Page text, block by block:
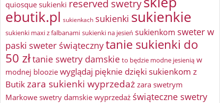
quiosque sukienki reserved swetry
ebutik.pl sukienkach sukienki sukienkie
sukienki maxi z falbanami sukienki na jesień sukienkom sweter w
paski sweter świątecznytanie sukienki do
50 złtanie swetry damskie to będzie modne jesienią w
modnej bloozie wyglądaj pięknie dzięki sukienkom z
Butikzara sukienki wyprzedażzara swetrym
Markowe swetry damskie wyprzedaż świąteczne swetry